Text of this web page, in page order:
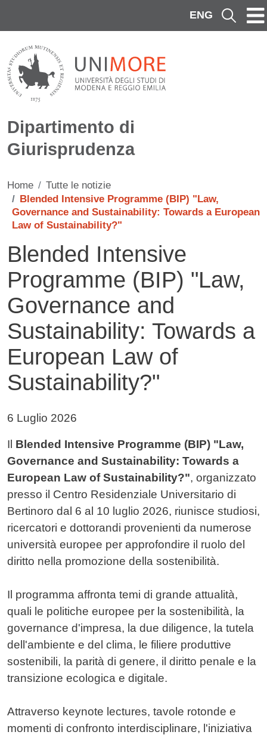
ENG Cerca
Dipartimento di
Giurisprudenza
Home
Tutte le notizie
Blended Intensive Programme (BIP) "Law,
Governance and Sustainability: Towards a European
Law of Sustainability?"
Blended Intensive
Programme (BIP) "Law,
Governance and
Sustainability: Towards a
European Law of
Sustainability?"
Data di pubblicazione della notizia
6 Luglio 2026
Testo notizia
Il Blended Intensive Programme (BIP) "Law,
Governance and Sustainability: Towards a
European Law of Sustainability?", organizzato
presso il Centro Residenziale Universitario di
Bertinoro dal 6 al 10 luglio 2026, riunisce studiosi,
ricercatori e dottorandi provenienti da numerose
università europee per approfondire il ruolo del
diritto nella promozione della sostenibilità.
Il programma affronta temi di grande attualità,
quali le politiche europee per la sostenibilità, la
governance d'impresa, la due diligence, la tutela
dell'ambiente e del clima, le filiere produttive
sostenibili, la parità di genere, il diritto penale e la
transizione ecologica e digitale.
Attraverso keynote lectures, tavole rotonde e
momenti di confronto interdisciplinare, l'iniziativa